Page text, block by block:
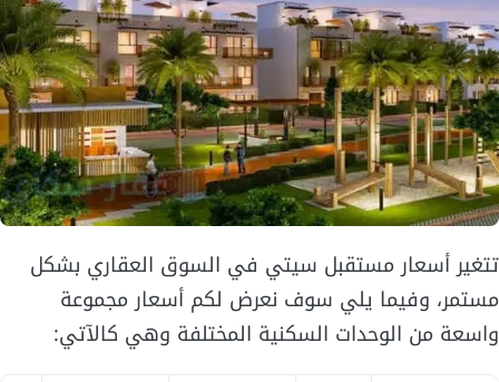
تتغير أسعار مستقبل سيتي في السوق العقاري بشكل
مستمر، وفيما يلي سوف نعرض لكم أسعار مجموعة
واسعة من الوحدات السكنية المختلفة وهي كالآتي: